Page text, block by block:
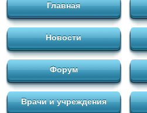
Главная
Новости
Форум
Врачи и учреждения